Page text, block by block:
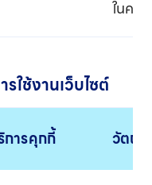
ในครั้
ใช้งานเว็บไซต์
การคุกกี้ วัตถุป